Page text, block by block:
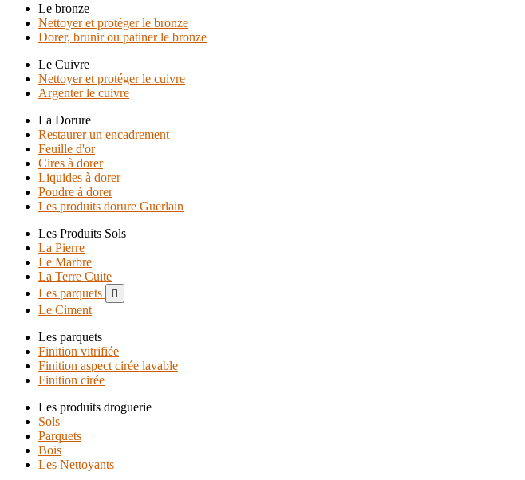
Le bronze
Nettoyer et protéger le bronze
Dorer, brunir ou patiner le bronze
Le Cuivre
Nettoyer et protéger le cuivre
Argenter le cuivre
La Dorure
Restaurer un encadrement
Feuille d'or
Cires à dorer
Liquides à dorer
Poudre à dorer
Les produits dorure Guerlain
Les Produits Sols
La Pierre
Le Marbre
La Terre Cuite
Les parquets

Le Ciment
Les parquets
Finition vitrifiée
Finition aspect cirée lavable
Finition cirée
Les produits droguerie
Sols
Parquets
Bois
Les Nettoyants